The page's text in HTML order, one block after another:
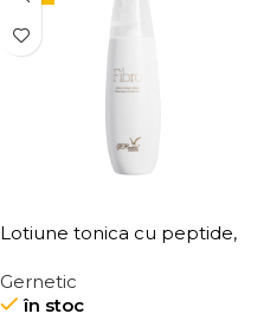
Lotiune tonica cu peptide,
ten sensibil, Fibro Tonic
Lotion for the Face
Gernetic
în stoc